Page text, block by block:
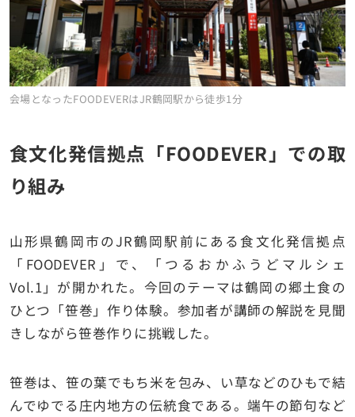
会場となったFOODEVERはJR鶴岡駅から徒歩1分
食文化発信拠点「FOODEVER」での取
り組み
山形県鶴岡市のJR鶴岡駅前にある食文化発信拠点
「FOODEVER」で、「つるおかふうどマルシェ
Vol.1」が開かれた。今回のテーマは鶴岡の郷土食の
ひとつ「笹巻」作り体験。参加者が講師の解説を見聞
きしながら笹巻作りに挑戦した。
笹巻は、笹の葉でもち米を包み、い草などのひもで結
んでゆでる庄内地方の伝統食である。端午の節句など